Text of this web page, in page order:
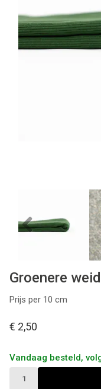
Tips & tricks
Groenere
Prijs per 10 cm
€ 2,50
Vandaag besteld,